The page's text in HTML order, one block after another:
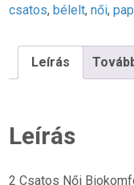
Papucs
Rózsaszín
csatos,bélelt,női,
Leírás
Leírás
2 Csatos Női